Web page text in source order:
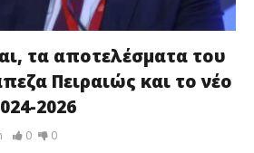
τα αποτελέσματα του
Πειραιώς και το νέο
2026
0 0